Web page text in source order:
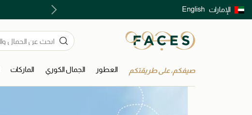
الإمارات English
توصيل سريع على جميع الطلبات ما فوق 299 درهم
صيفكم، على طريقتكم العطور الجمال الكوري الماركات